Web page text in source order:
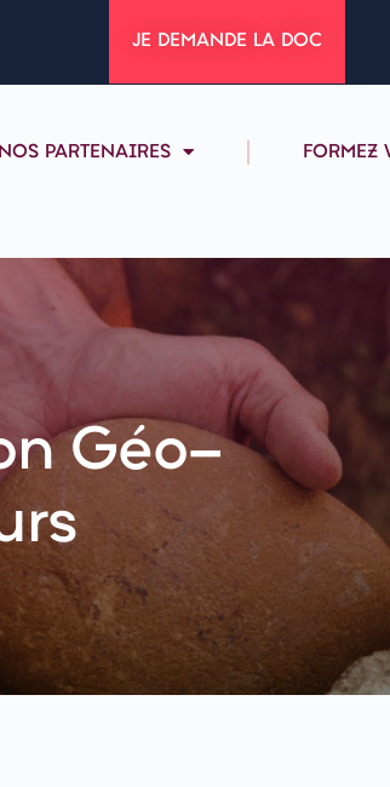
JE DEMANDE LA DOC
NOS PARTENAIRES FORMEZ
Géo-